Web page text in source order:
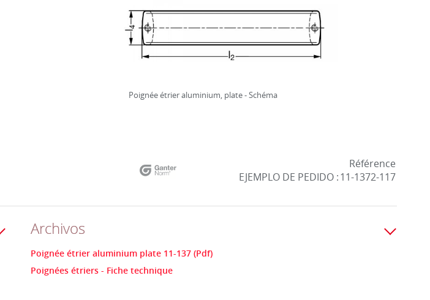
Poignée étrier aluminium, plate - Schéma
EJEMPLO DE PEDIDO :
Référence
11-1372-117
Archivos
Poignée étrier aluminium plate 11-137 (Pdf)
Poignées étriers - Fiche technique